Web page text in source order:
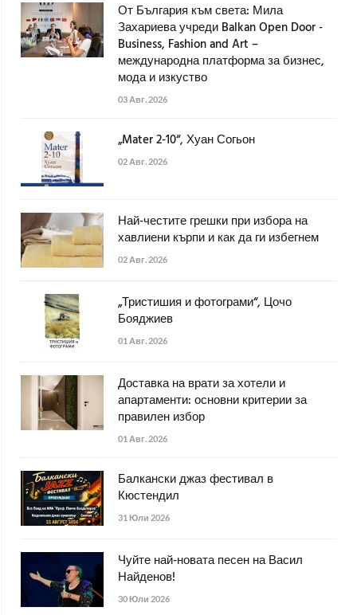
От България към света: Мила
Захариева учреди Balkan Open Door -
Business, Fashion and Art –
международна платформа за бизнес,
мода и изкуство
03 Авг. 2026
„Mater 2-10“, Хуан Согьон
02 Авг. 2026
Най-честите грешки при избора на
хавлиени кърпи и как да ги избегнем
02 Авг. 2026
„Тристишия и фотограми“, Цочо
Бояджиев
01 Авг. 2026
Доставка на врати за хотели и
апартаменти: основни критерии за
правилен избор
01 Авг. 2026
Балкански джаз фестивал в
Кюстендил
31 Юли 2026
Чуйте най-новата песен на Васил
Найденов!
30 Юли 2026